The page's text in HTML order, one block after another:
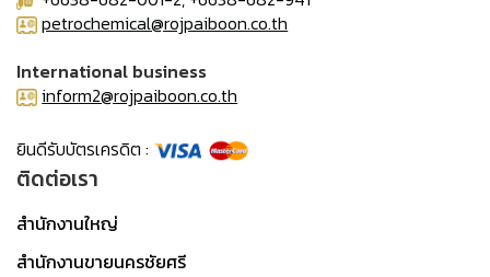
petrochemical@rojpaiboon.co.th
International business
inform2@rojpaiboon.co.th
ยินดีรับบัตรเครดิต :
ติดต่อเรา
สำนักงานใหญ่
สำนักงานขายนครชัยศรี